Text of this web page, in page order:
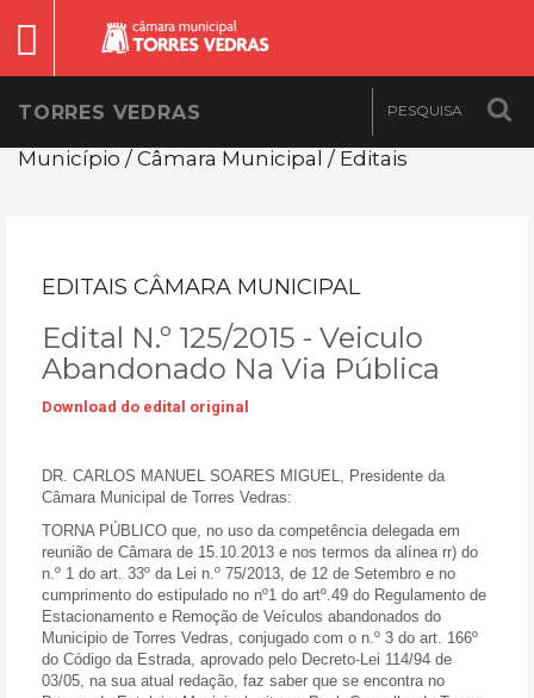
TORRES VEDRAS
Município / Câmara Municipal / Editais
EDITAIS CÂMARA MUNICIPAL
Edital N.º 125/2015 - Veiculo
Abandonado Na Via Pública
Download do edital original
DR. CARLOS MANUEL SOARES MIGUEL, Presidente da
Câmara Municipal de Torres Vedras:
TORNA PÚBLICO que, no uso da competência delegada em
reunião de Câmara de 15.10.2013 e nos termos da alínea rr) do
n.º 1 do art. 33º da Lei n.º 75/2013, de 12 de Setembro e no
cumprimento do estipulado no nº1 do artº.49 do Regulamento de
Estacionamento e Remoção de Veículos abandonados do
Municipio de Torres Vedras, conjugado com o n.º 3 do art. 166º
do Código da Estrada, aprovado pelo Decreto-Lei 114/94 de
03/05, na sua atual redação, faz saber que se encontra no